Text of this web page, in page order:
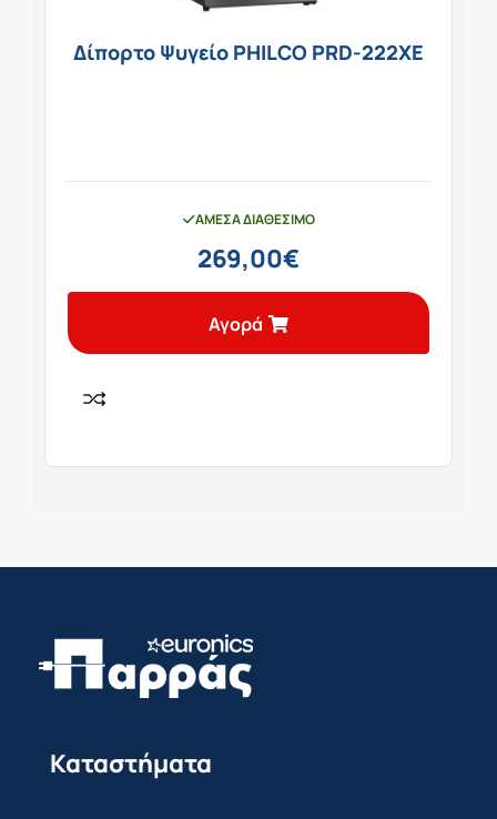
Δίπορτο Ψυγείο PHILCO PRD-222XE
ΆΜΕΣΑ ΔΙΑΘΈΣΙΜΟ
269,00€
Αγορά
Καταστήματα